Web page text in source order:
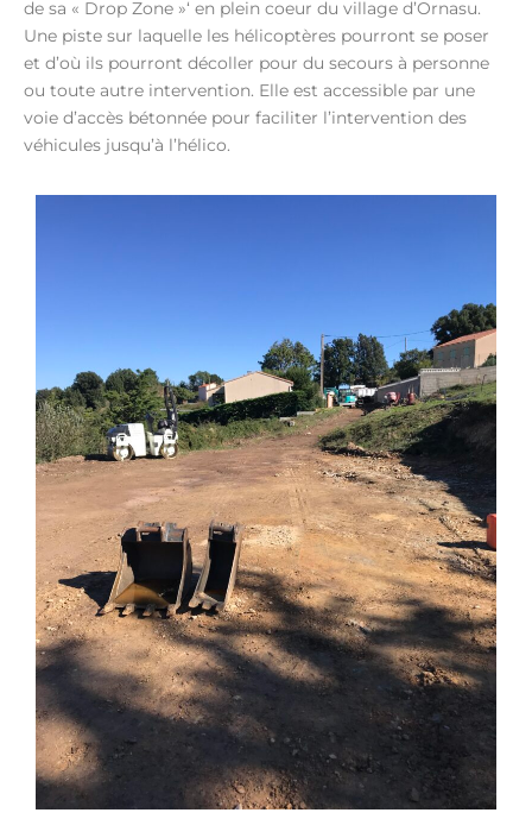
de sa « Drop Zone »‘ en plein coeur du village d’Ornasu.
Une piste sur laquelle les hélicoptères pourront se poser
et d’où ils pourront décoller pour du secours à personne
ou toute autre intervention. Elle est accessible par une
voie d’accès bétonnée pour faciliter l’intervention des
véhicules jusqu’à l’hélico.